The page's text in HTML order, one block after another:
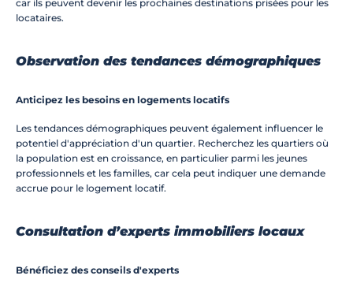
car ils peuvent devenir les prochaines destinations prisées pour les
locataires.
Observation des tendances démographiques
Anticipez les besoins en logements locatifs
Les tendances démographiques peuvent également influencer le
potentiel d'appréciation d'un quartier. Recherchez les quartiers où
la population est en croissance, en particulier parmi les jeunes
professionnels et les familles, car cela peut indiquer une demande
accrue pour le logement locatif.
Consultation d’experts immobiliers locaux
Bénéficiez des conseils d'experts